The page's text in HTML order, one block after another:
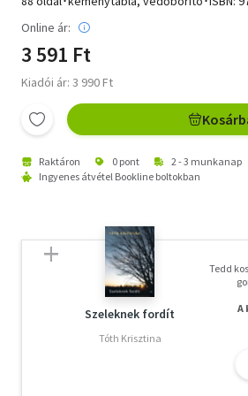
Online ár:
3 591 Ft
Kiadói ár: 3 990 Ft
Raktáron 0 pont
2 - 3 munkanap
Ingyenes átvétel Bookline boltokban
Szeleknek fordít
Tóth Krisztina
Tedd
A